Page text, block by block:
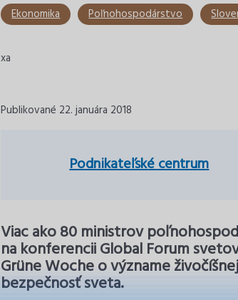
Ekonomika Poľnohospodárstvo
xa
Publikované 22. januára 2018
Podnikateľské centrum
Viac ako 80 ministrov
na konferencii Global Forum
Grüne Woche o význame
bezpečnosť sveta.